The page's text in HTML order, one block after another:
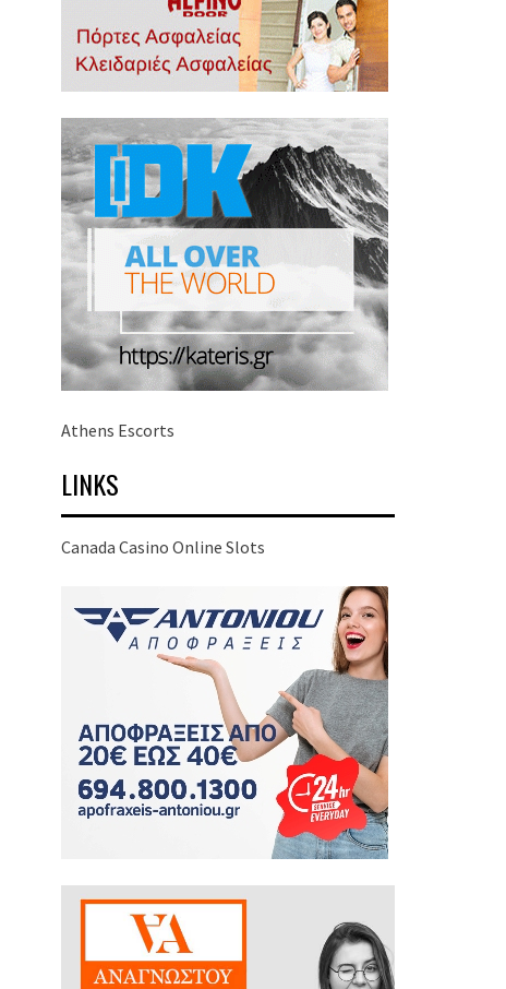
Athens Escorts
LINKS
Canada Casino Online Slots